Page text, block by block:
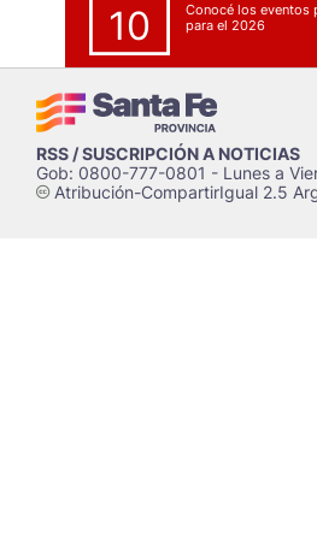
10
Conocé los eventos
para el 2026
RSS / SUSCRIPCIÓN A NOTICIAS
Gob: 0800-777-0801 - Lunes a
cAtribución-CompartirIgual 2.5